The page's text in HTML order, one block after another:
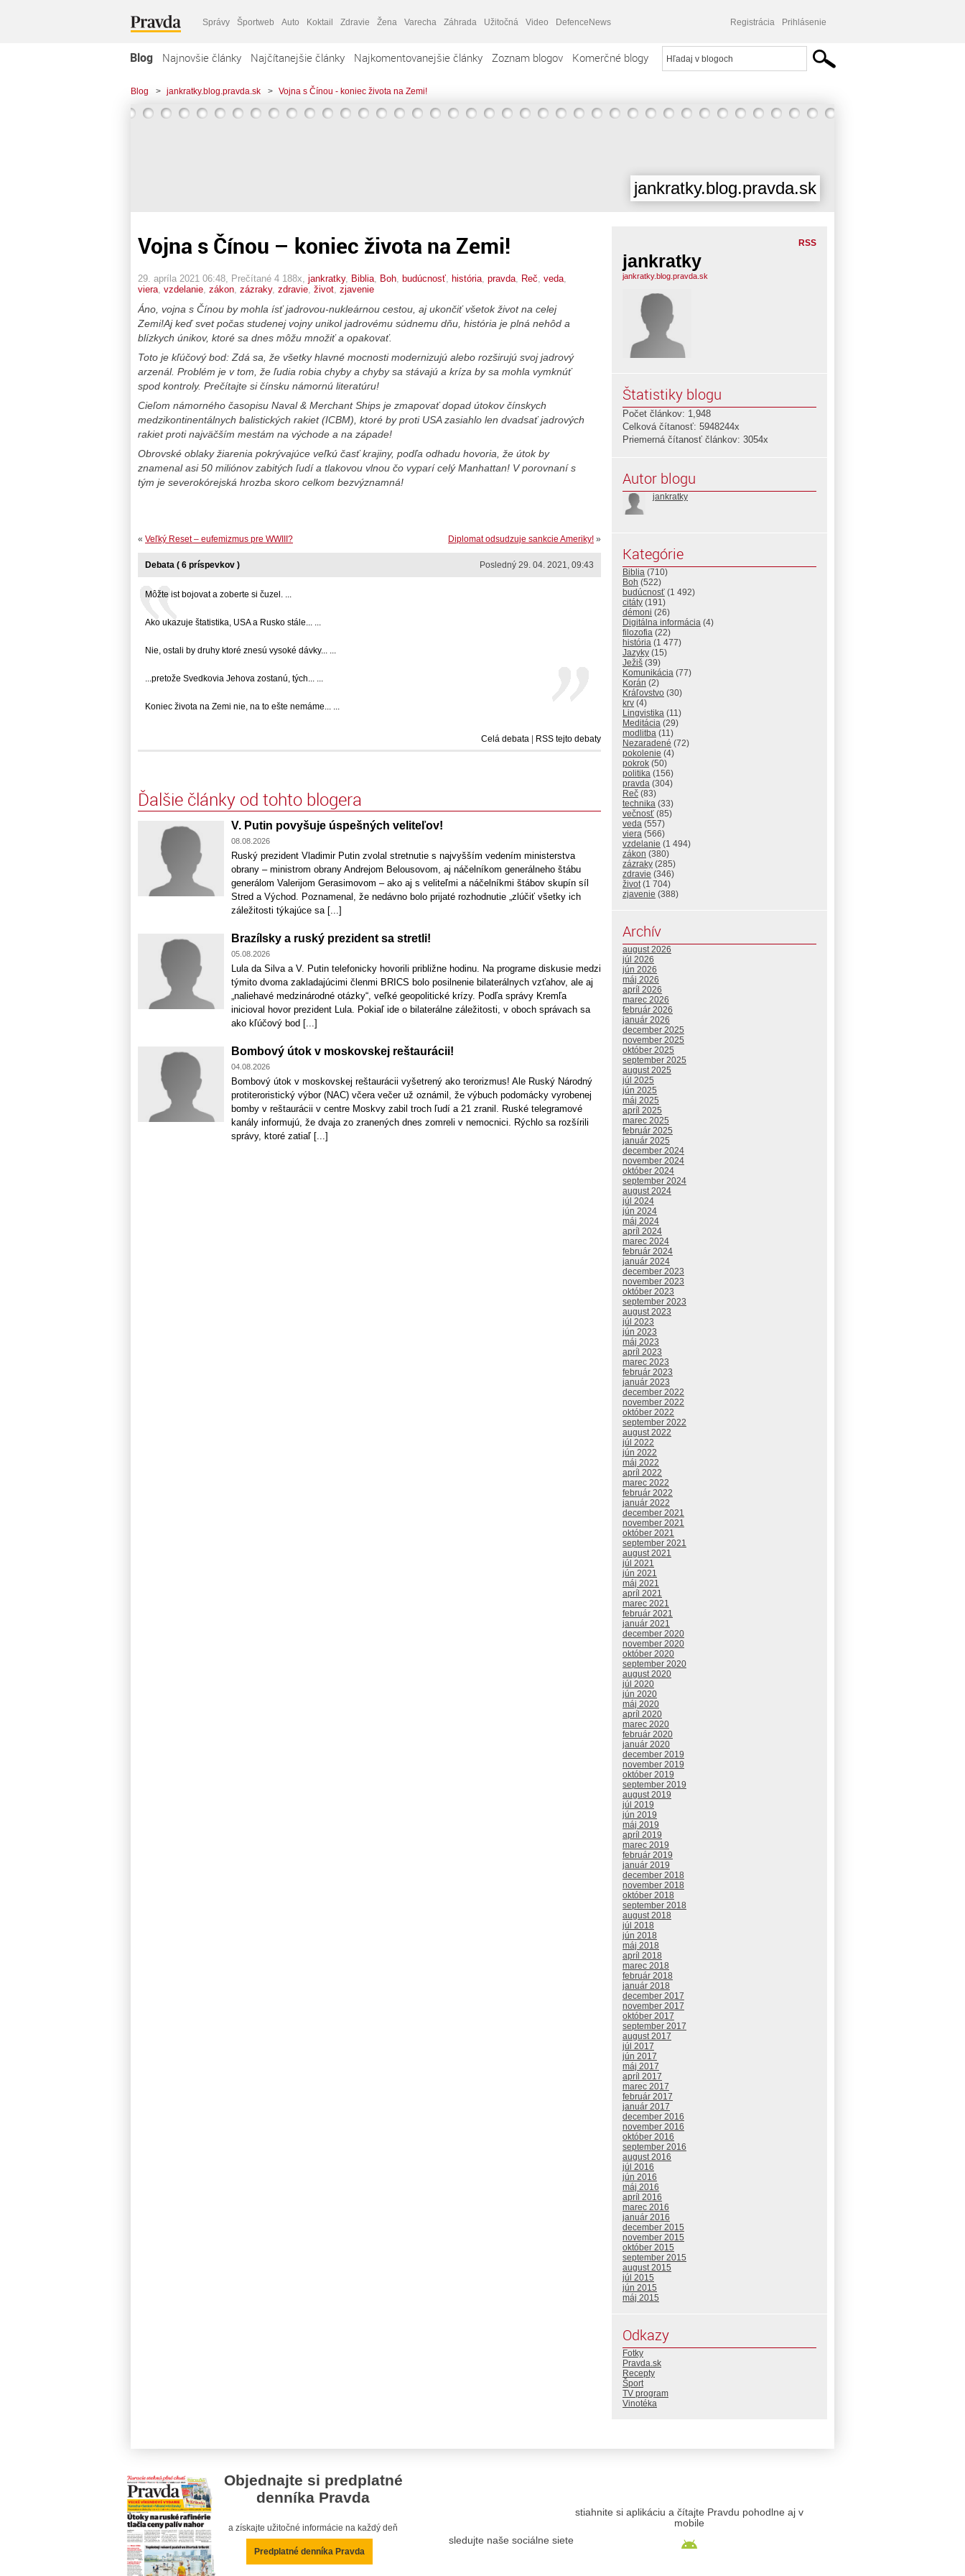
Správy Športweb Auto Koktail Zdravie Žena Varecha Záhrada Užitočná Video DefenceNews Registrácia Prihlásenie
Blog Najnovšie články Najčítanejšie články Najkomentovanejšie články Zoznam blogov Komerčné blogy
Blog > jankratky.blog.pravda.sk > Vojna s Čínou - koniec života na Zemi!
jankratky.blog.pravda.sk
Vojna s Čínou – koniec života na Zemi!
29. apríla 2021 06:48 , Prečítané 4 188x, jankratky, Biblia Boh budúcnosť história pravda Reč veda
viera vzdelanie zákon zázraky, zdravie život zjavenie
Áno, vojna s Čínou by mohla ísť jadrovou-nukleárnou cestou, aj ukončiť všetok život na celej
Zemi!Aj keď svet počas studenej vojny unikol jadrovému súdnemu dňu, história je plná nehôd a
blízkych únikov, ktoré sa dnes môžu množiť a opakovať.
Toto je kľúčový bod: Zdá sa, že všetky hlavné mocnosti modernizujú alebo rozširujú svoj jadrový
arzenál. Problém je v tom, že ľudia robia chyby a chyby sa stávajú a kríza by sa mohla vymknúť
spod kontroly. Prečítajte si čínsku námornú literatúru!
Cieľom námorného časopisu Naval & Merchant Ships je zmapovať dopad útokov čínskych
medzikontinentálnych balistických rakiet (ICBM), ktoré by proti USA zasiahlo len dvadsať jadrových
rakiet proti najväčším mestám na východe a na západe!
Obrovské oblaky žiarenia pokrývajúce veľkú časť krajiny, podľa odhadu hovoria, že útok by
znamenal asi 50 miliónov zabitých ľudí a tlakovou vlnou čo vyparí celý Manhattan! V porovnaní s
tým je severokórejská hrozba skoro celkom bezvýznamná!
Diplomat odsudzuje sankcie Ameriky! »
« Veľký Reset – eufemizmus pre WWIII?
Posledný 29. 04. 2021, 09:43
Debata ( 6 príspevkov )
Môžte ist bojovat a zoberte si čuzel. ...
Ako ukazuje štatistika, USA a Rusko stále... ...
Nie, ostali by druhy ktoré znesú vysoké dávky... ...
...pretože Svedkovia Jehova zostanú, tých... ...
Koniec života na Zemi nie, na to ešte nemáme... ...
Celá debata RSS tejto debaty
Ďalšie články od tohto blogera
V. Putin povyšuje úspešných veliteľov!
08.08.2026
Ruský prezident Vladimir Putin zvolal stretnutie s najvyšším vedením ministerstva
obrany – ministrom obrany Andrejom Belousovom, aj náčelníkom generálneho štábu
generálom Valerijom Gerasimovom – ako aj s veliteľmi a náčelníkmi štábov skupín síl
Stred a Východ. Poznamenal, že nedávno bolo prijaté rozhodnutie „zlúčiť všetky ich
záležitosti týkajúce sa [...]
Brazílsky a ruský prezident sa stretli!
05.08.2026
Lula da Silva a V. Putin telefonicky hovorili približne hodinu. Na programe diskusie medzi
týmito dvoma zakladajúcimi členmi BRICS bolo posilnenie bilaterálnych vzťahov, ale aj
„naliehavé medzinárodné otázky“, veľké geopolitické krízy. Podľa správy Kremľa
inicioval hovor prezident Lula. Pokiaľ ide o bilaterálne záležitosti, v oboch správach sa
ako kľúčový bod [...]
Bombový útok v moskovskej reštaurácii!
04.08.2026
Bombový útok v moskovskej reštaurácii vyšetrený ako terorizmus! Ale Ruský Národný
protiteroristický výbor (NAC) včera večer už oznámil, že výbuch podomácky vyrobenej
bomby v reštaurácii v centre Moskvy zabil troch ľudí a 21 zranil. Ruské telegramové
kanály informujú, že dvaja zo zranených dnes zomreli v nemocnici. Rýchlo sa rozšírili
správy, ktoré zatiaľ [...]
RSS
jankratky
jankratky.blog.pravda.sk
Štatistiky blogu
Počet článkov: 1,948
Celková čítanosť: 5948244x
Priemerná čítanosť článkov: 3054x
Autor blogu
jankratky
Kategórie
Biblia (710)
Boh (522)
budúcnosť (1 492)
citáty (191)
démoni (26)
Digitálna informácia (4)
filozofia (22)
história (1 477)
Jazyky (15)
Ježiš (39)
Komunikácia (77)
Korán (2)
Kráľovstvo (30)
krv (4)
Lingvistika (11)
Meditácia (29)
modlitba (11)
Nezaradené (72)
pokolenie (4)
pokrok (50)
politika (156)
pravda (304)
Reč (83)
technika (33)
večnosť (85)
veda (557)
viera (566)
vzdelanie (1 494)
zákon (380)
zázraky (285)
zdravie (346)
život(1 704)
zjavenie (388)
Archív
august 2026
júl 2026
jún 2026
máj 2026
apríl 2026
marec 2026
február 2026
január 2026
december 2025
november 2025
október 2025
september 2025
august 2025
júl 2025
jún 2025
máj 2025
apríl 2025
marec 2025
február 2025
január 2025
december 2024
november 2024
október 2024
september 2024
august 2024
júl 2024
jún 2024
máj 2024
apríl 2024
marec 2024
február 2024
január 2024
december 2023
november 2023
október 2023
september 2023
august 2023
júl 2023
jún 2023
máj 2023
apríl 2023
marec 2023
február 2023
január 2023
december 2022
november 2022
október 2022
september 2022
august 2022
júl 2022
jún 2022
máj 2022
apríl 2022
marec 2022
február 2022
január 2022
december 2021
november 2021
október 2021
september 2021
august 2021
júl 2021
jún 2021
máj 2021
apríl 2021
marec 2021
február 2021
január 2021
december 2020
november 2020
október 2020
september 2020
august 2020
júl 2020
jún 2020
máj 2020
apríl 2020
marec 2020
február 2020
január 2020
december 2019
november 2019
október 2019
september 2019
august 2019
júl 2019
jún 2019
máj 2019
apríl 2019
marec 2019
február 2019
január 2019
december 2018
november 2018
október 2018
september 2018
august 2018
júl 2018
jún 2018
máj 2018
apríl 2018
marec 2018
február 2018
január 2018
december 2017
november 2017
október 2017
september 2017
august 2017
júl 2017
jún 2017
máj 2017
apríl 2017
marec 2017
február 2017
január 2017
december 2016
november 2016
október 2016
september 2016
august 2016
júl 2016
jún 2016
máj 2016
apríl 2016
marec 2016
január 2016
december 2015
november 2015
október 2015
september 2015
august 2015
júl 2015
jún 2015
máj 2015
Odkazy
Fotky
Pravda.sk
Recepty
Šport
TV program
Vinotéka
Objednajte si predplatné
denníka Pravda
a získajte užitočné informácie na každý deň
Predplatné denníka Pravda
sledujte naše sociálne siete
stiahnite si aplikáciu a čítajte Pravdu pohodlne aj v
mobile